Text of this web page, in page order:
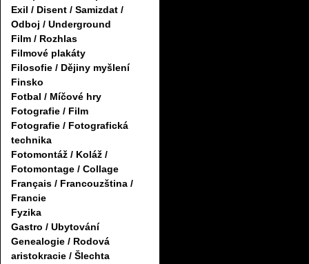
Exil / Disent / Samizdat /
Odboj / Underground
Film / Rozhlas
Filmové plakáty
Filosofie / Dějiny myšlení
Finsko
Fotbal / Míčové hry
Fotografie / Film
Fotografie / Fotografická
technika
Fotomontáž / Koláž /
Fotomontage / Collage
Français / Francouzština /
Francie
Fyzika
Gastro / Ubytování
Genealogie / Rodová
aristokracie / Šlechta